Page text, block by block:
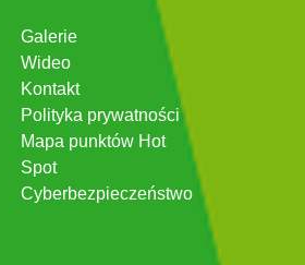
Galerie
Wideo
Kontakt
Polityka prywatności
Mapa punktów Hot
Spot
Cyberbezpieczeństwo